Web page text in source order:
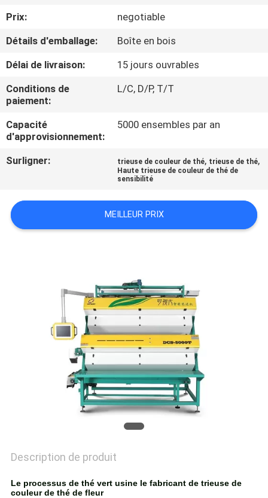
CONTRÔLE
DE
QUALITÉ
CONTACTEZ-
NOUS
NOUVELLES
DEMANDEZ
UNE
Prix:
negotiable
Détails d'emballage:
Boîte en bois
Délai de livraison:
15 jours ouvrables
Conditions de
paiement:
L/C, D/P, T/T
Capacité
d'approvisionnement:
5000 ensembles par an
Surligner: trieuse de couleur de thé, trieuse de thé,
Haute trieuse de couleur de thé de
sensibilité
MEILLEUR PRIX
Description de produit
Le processus de thé vert usine le fabricant de trieuse de
couleur de thé de fleur